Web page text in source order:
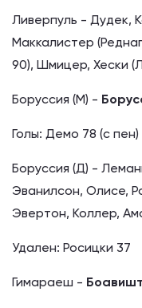
Ливерпуль - Дудек,
Маккалистер
90), Шмицер, Хески
Боруссия (М) -
Голы: Демо 78 (с
Боруссия (Д) -
Эванилсон, Олисе,
Эвертон, Коллер,
Удален: Росицки 37
Гимараеш -